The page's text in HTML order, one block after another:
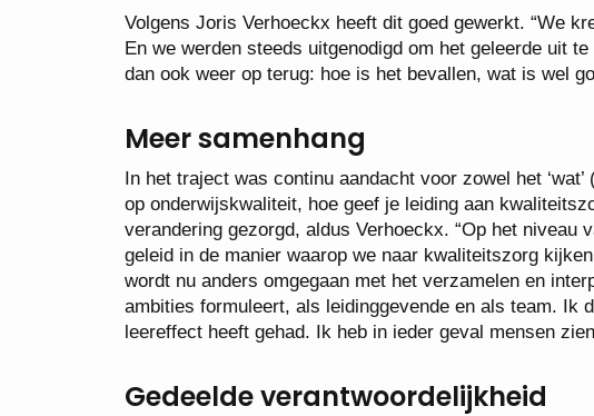
Volgens Joris Verhoeckx heeft dit goed gewerkt. “We
En we werden steeds uitgenodigd om het geleerde uit
dan ook weer op terug: hoe is het bevallen, wat is wel
Meer samenhang
In het traject was continu aandacht voor zowel het
op onderwijskwaliteit, hoe geef je leiding aan
verandering gezorgd, aldus Verhoeckx. “Op het niveau
geleid in de manier waarop we naar kwaliteitszorg
wordt nu anders omgegaan met het verzamelen en
ambities formuleert, als leidinggevende en als team. Ik
leereffect heeft gehad. Ik heb in ieder geval mensen
Gedeelde verantwoordelijkheid